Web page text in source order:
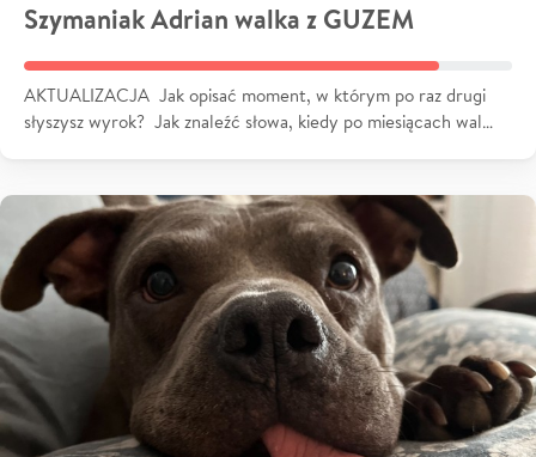
Szymaniak Adrian walka z GUZEM
AKTUALIZACJA Jak opisać moment, w którym po raz drugi
słyszysz wyrok? Jak znaleźć słowa, kiedy po miesiącach wal…